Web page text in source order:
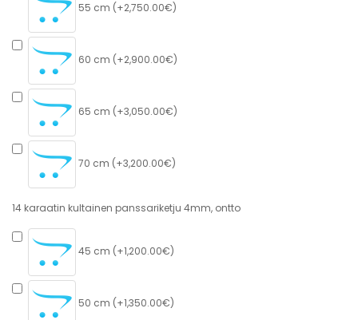
55 cm (+2,750.00€)
60 cm (+2,900.00€)
65 cm (+3,050.00€)
70 cm (+3,200.00€)
14 karaatin kultainen panssariketju 4mm, ontto
45 cm (+1,200.00€)
50 cm (+1,350.00€)